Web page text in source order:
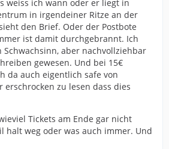
weiss ich wann oder er liegt in
in irgendeiner Ritze an der
den Brief. Oder der Postbote
ist damit durchgebrannt. Ich
aber nachvollziehbar
gewesen. Und bei 15€
da auch eigentlich safe von
erschrocken zu lesen dass dies
Tickets am Ende gar nicht
halt weg oder was auch immer. Und